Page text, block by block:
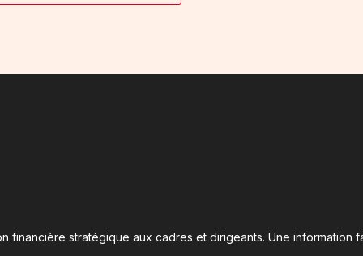
financière stratégique aux cadres et dirigeants. Une information